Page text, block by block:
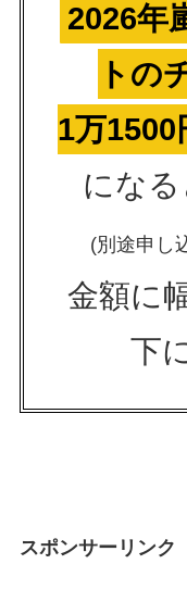
2026年
トの
1万1500
になる
(別途申し
金額に
下
スポンサーリンク